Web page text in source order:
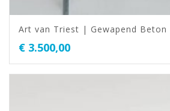
Art van Triest | Gewapend Beton
€ 3.500,00